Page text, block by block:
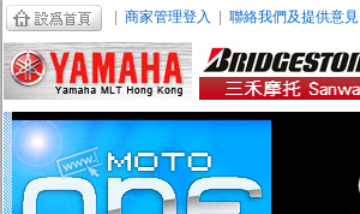
商家管理登入 聯絡我們及提供意見